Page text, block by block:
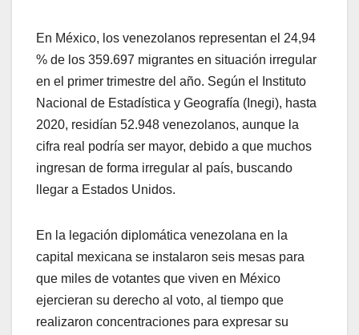
En México, los venezolanos representan el 24,94
% de los 359.697 migrantes en situación irregular
en el primer trimestre del año. Según el Instituto
Nacional de Estadística y Geografía (Inegi), hasta
2020, residían 52.948 venezolanos, aunque la
cifra real podría ser mayor, debido a que muchos
ingresan de forma irregular al país, buscando
llegar a Estados Unidos.
En la legación diplomática venezolana en la
capital mexicana se instalaron seis mesas para
que miles de votantes que viven en México
ejercieran su derecho al voto, al tiempo que
realizaron concentraciones para expresar su